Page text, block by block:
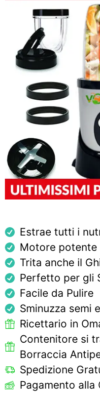
Estrae tutti i
Motore potente
Trita anche il
Perfetto per gli
Facile da Pulire
Sminuzza semi
Ricettario in
Contenitore si
Borraccia
Spedizione
Pagamento alla